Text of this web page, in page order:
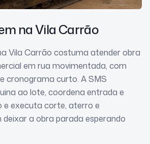
na Vila Carrão
Vila Carrão costuma atender obra
em rua movimentada, com
cronograma curto. A SMS
ao lote, coordena entrada e
e executa corte, aterro e
a obra parada esperando